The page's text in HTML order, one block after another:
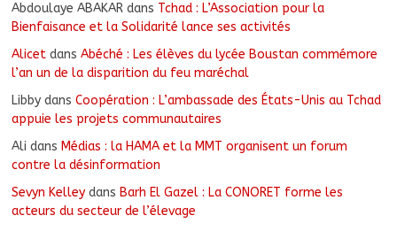
Abdoulaye ABAKAR dans Tchad : L’Association pour la
Bienfaisance et la Solidarité lance ses activités
Alicet dansAbéché : Les élèves du lycée Boustan commémore
l’an un de la disparition du feu maréchal
Libby dansCoopération : L’ambassade des États-Unis au Tchad
appuie les projets communautaires
Ali dans Médias : la HAMA et la MMT organisent un forum
contre la désinformation
Sevyn Kelley dans Barh El Gazel : La CONORET forme les
acteurs du secteur de l’élevage